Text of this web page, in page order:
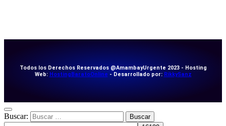
Todos los Derechos Reservados @AmambayUrgente 2023 - Hosting
Web: HostingBaratoOnline - Desarrollado por: RikkySanz
Buscar: